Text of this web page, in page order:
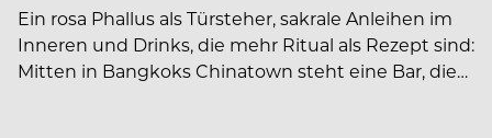
Ein rosa Phallus als Türsteher, sakrale Anleihen im
Inneren und Drinks, die mehr Ritual als Rezept sind:
Mitten in Bangkoks Chinatown steht eine Bar, die…